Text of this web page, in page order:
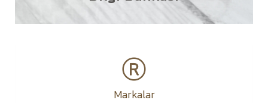
Markalar